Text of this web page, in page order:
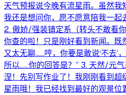
天气预报说今晚有流星雨。虽然
我还是想问你，愿不愿意陪我一起
2. 傲娇/强装镇定系（转头不敢看
你查的啦！只是刚好看到新闻。既
又太无聊……哼，你要是敢说‘不去’
所以……你的回答是？” 3. 天然/元
涅！先别写作业了！我刚刚看到
星雨哦！我已经找到最好的观景